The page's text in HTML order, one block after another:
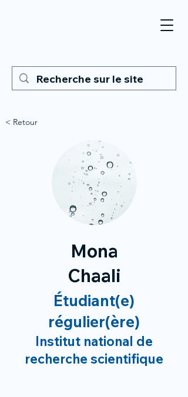
< Retour
Mona
Chaali
Étudiant(e)
régulier(ère)
Institut national de
recherche scientifique